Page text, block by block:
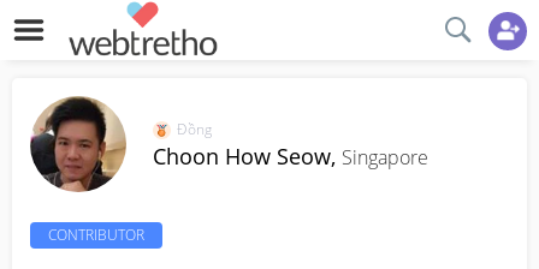
Đồng
Choon How Seow, Singapore
CONTRIBUTOR